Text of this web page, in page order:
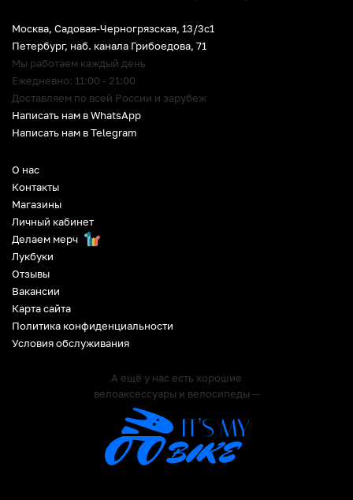
О нас
Контакты
Магазины
Личный кабинет
Делаем мерч
Лукбуки
Отзывы
Вакансии
Карта сайта
Политика конфиденциальности
Условия обслуживания
А ещё у нас есть хорошие
велоаксессуары и велосипеды —
Москва, Садовая-Черногрязская, 13/3c1
Петербург, наб. канала Грибоедова, 71
Мы работаем каждый день
Ежедневно: 11:00 - 21:00
Доставляем по всей России и зарубеж
Написать нам в WhatsApp
Написать нам в Telegram